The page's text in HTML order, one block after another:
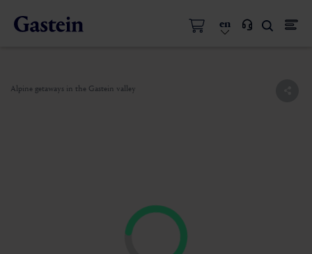
en
Alpine getaways in the Gastein valley